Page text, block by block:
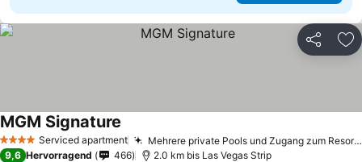
Teilen
4 Sterne Serviced apartment Mehrere private Pools und Zugang zum Resort-Pool
MGM Signature
9,6 Hervorragend 466 2.0 km bis Las Vegas Strip